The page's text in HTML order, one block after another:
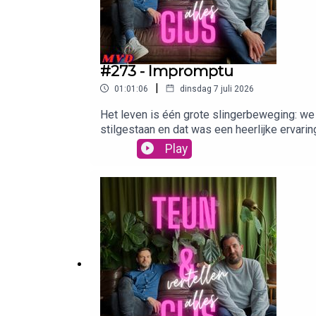
#273 - Impromptu
01:01:06 | dinsdag 7 juli 2026
Het leven is één grote slingerbeweging:
stilgestaan en dat was een heerlijke
een poging doen om zijn rijbewijs te
total loss. Justitie mag zich nu over haar
Probeer het 120 nachten gratis thuis uit.
acties.📚 Zin om deze zomer moeiteloos
(zelfs offline!). Probeer Storytel 45 dagen
GroentemanWil je adverteren in deze
adverteren@bienmedia.nl
Play